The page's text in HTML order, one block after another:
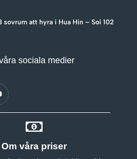
sovrum att hyra i Hua Hin – Soi 102
sociala medier
Om våra priser